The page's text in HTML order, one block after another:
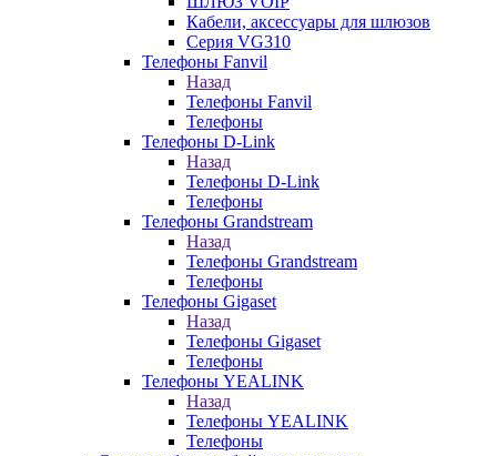
Кабели, аксессуары для шлюзов
Серия VG310
Телефоны Fanvil
Назад
Телефоны Fanvil
Телефоны
Телефоны D-Link
Назад
Телефоны D-Link
Телефоны
Телефоны Grandstream
Назад
Телефоны Grandstream
Телефоны
Телефоны Gigaset
Назад
Телефоны Gigaset
Телефоны
Телефоны YEALINK
Назад
Телефоны YEALINK
Телефоны